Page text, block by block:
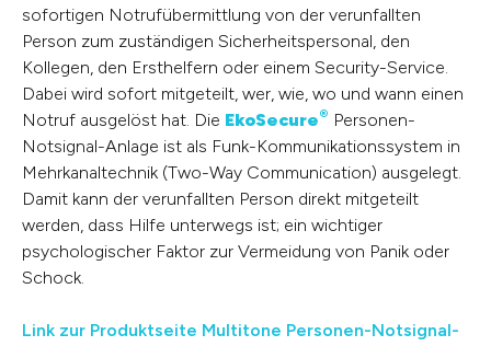
sofortigen Notrufübermittlung von der verunfallten
Person zum zuständigen Sicherheits­personal, den
Kollegen, den Ersthelfern oder einem Security-Service.
Dabei wird sofort mitge­teilt, wer, wie, wo und wann einen
Notruf ausgelöst hat. Die EkoSecure® Personen-
Notsignal-Anlage ist als Funk-Kommunikationssystem in
Mehrkanaltechnik (Two-Way Communication) ausgelegt.
Damit kann der verunfallten Person direkt mitgeteilt
werden, dass Hilfe unterwegs ist; ein wichtiger
psychologischer Faktor zur Vermeidung von Panik oder
Schock.
Link zur Produktseite Multitone Personen-Notsignal-